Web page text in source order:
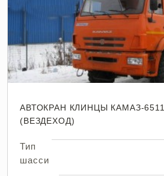
АВТОКРАН КЛИНЦЫ КАМАЗ-
(ВЕЗДЕХОД)
Тип
шасси